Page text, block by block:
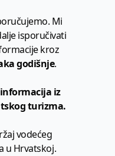
Mi
isporučivati
kroz
godišnje.
iz
turizma.
vodećeg
u Hrvatskoj.